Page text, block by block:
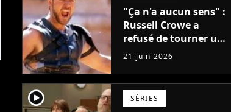
"Ça n'a aucun sens" :
Russell Crowe a
refusé de tourner une
scène qui aurait
complètement
transformé le premier
Gladiator
21 juin 2026
player2 SÉRIES